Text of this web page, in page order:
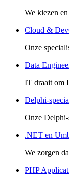
We kiezen
Cloud &
Onze
Data
IT draait om
Delphi-
Onze
.NET en
We zorgen
PHP